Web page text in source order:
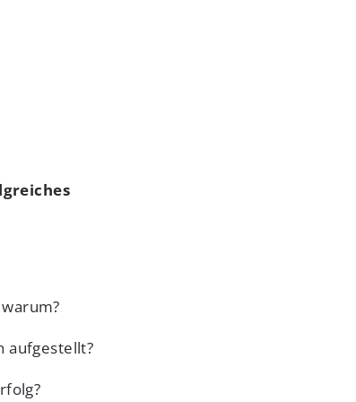
aufgestellt?